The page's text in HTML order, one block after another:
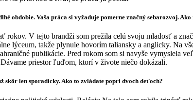
obdobie. Vaša práca si vyžaduje pomerne značný sebarozvoj. Ako
rokov. V tejto brandži som prežila celú svoju mladosť a
lýceum, takže plynule hovorím taliansky a anglicky. Na
publikácie. Pred rokom som si navyše
priestor ľuďom, ktorí v živote niečo dokázali.
skôr len sporadicky. Ako to zvládate popri dvoch deťoch?